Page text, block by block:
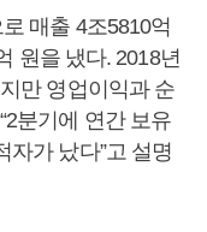
매출 4조5810억
원을 냈다. 2018년
만 영업이익과 순
분기에 연간 보유
자가 났다”고 설명